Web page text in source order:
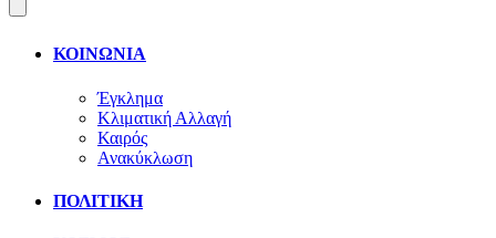
ΚΟΙΝΩΝΙΑ
Έγκλημα
Κλιματική Αλλαγή
Καιρός
Ανακύκλωση
ΠΟΛΙΤΙΚΗ